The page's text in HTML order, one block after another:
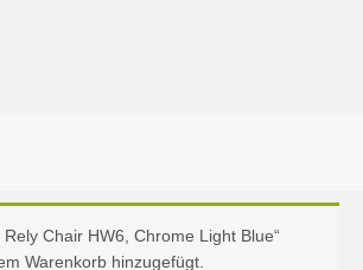
Rely Chair HW6, Chrome Light Blue“
Warenkorb hinzugefügt.